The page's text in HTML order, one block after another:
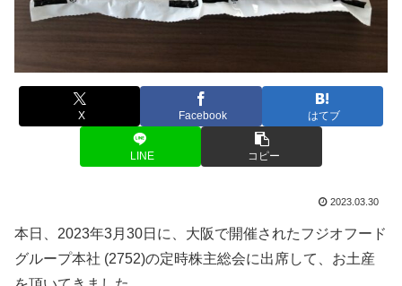
X Facebook はてブ
LINE コピー
2023.03.30
本日、2023年3月30日に、大阪で開催されたフジオフード
グループ本社 (2752)の定時株主総会に出席して、お土産